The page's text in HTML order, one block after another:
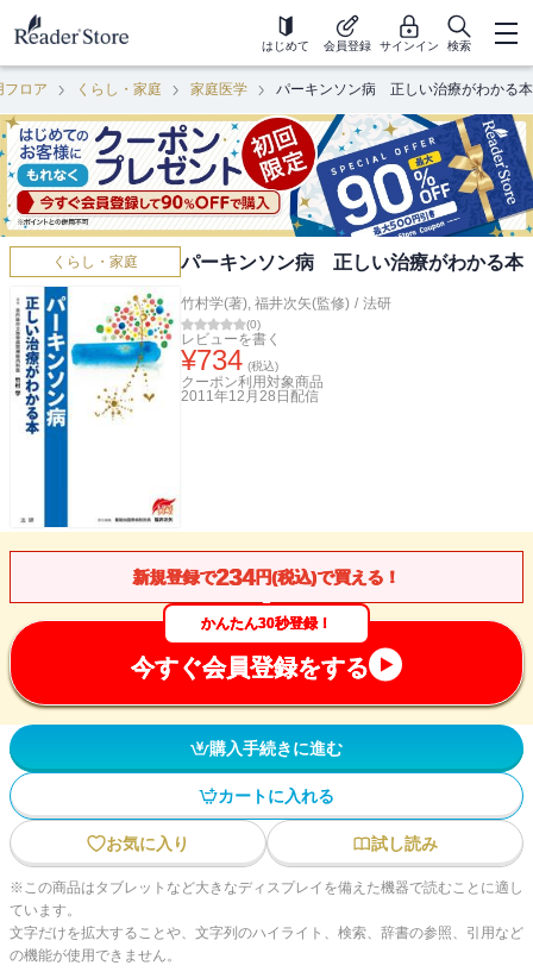
はじめて 会員登録 サインイン 検索
フロア くらし・家庭 家庭医学 パーキンソン病 正しい治療がわかる本
くらし・家庭 パーキンソン病 正しい治療がわかる本
竹村学(著), 福井次矢(監修) / 法研
(0)
レビューを書く
¥734 (税込)
クーポン利用対象商品
2011年12月28日 配信
新規登録で234円(税込)で買える！
かんたん30秒登録！
今すぐ会員登録をする
購入手続きに進む
カートに入れる
お気に入り 試し読み
※この商品はタブレットなど大きなディスプレイを備えた機器で読むことに適し
ています。
文字だけを拡大することや、文字列のハイライト、検索、辞書の参照、引用など
の機能が使用できません。